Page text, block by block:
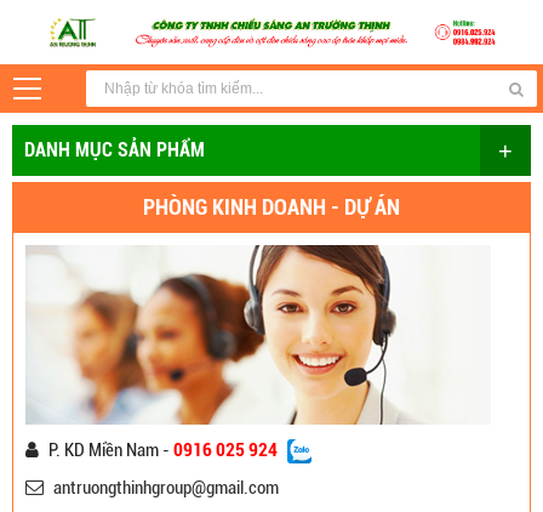
DANH MỤC SẢN PHẨM +
PHÒNG KINH DOANH - DỰ ÁN
P. KD Miền Nam - 0916 025 924
antruongthinhgroup@gmail.com